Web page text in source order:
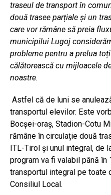
traseul de transport în
două trasee parțiale și un
care vor rămâne să preia
municipilui Lugoj
probleme pentru a prelua
călătorească cu mijloacele
noastre.
Astfel că de luni se
transportul elevilor. Este
Bocșei-oraș, Stadion-Cotu
rămâne în circulație două
ITL-Tirol și unul integral, de
program va fi valabil până
transportul integral pe toate
Consiliul Local.